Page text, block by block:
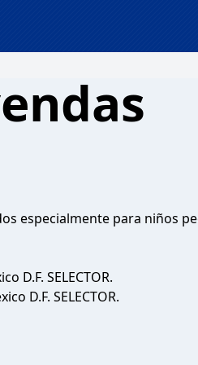
especialmente para niños
D.F. SELECTOR.
D.F. SELECTOR.